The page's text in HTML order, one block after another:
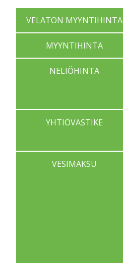
VELATON MYYNTIHINTA
MYYNTIHINTA
NELIÖHINTA
YHTIÖVASTIKE
VESIMAKSU